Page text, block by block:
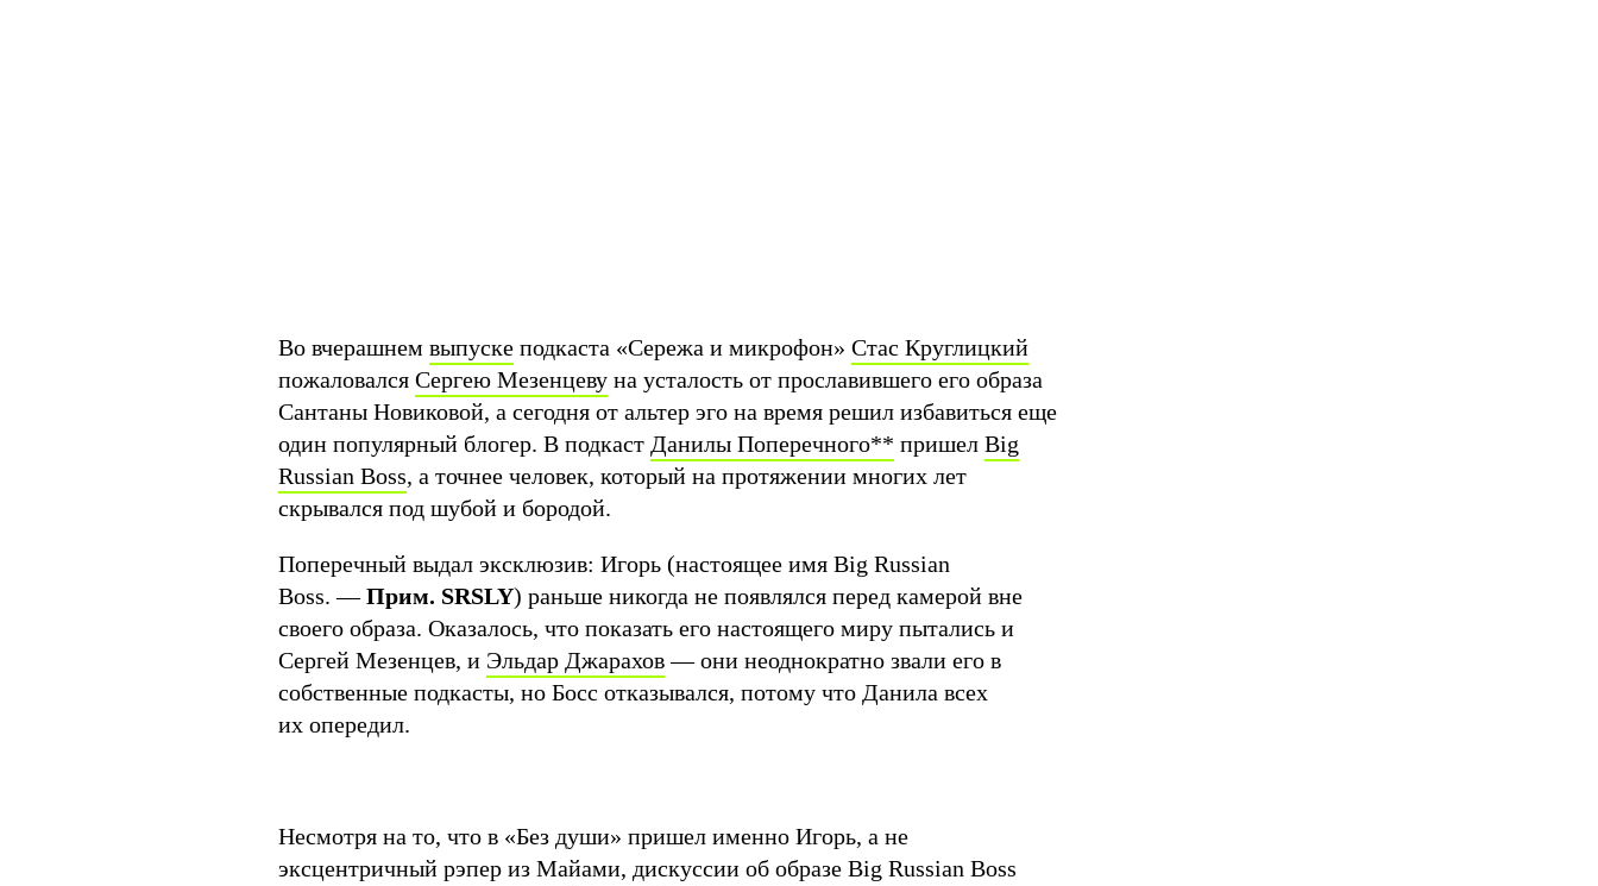
Во вчерашнем выпуске подкаста «Сережа и микрофон» Стас Круглицкий
пожаловался Сергею Мезенцеву на усталость от прославившего его образа
Сантаны Новиковой, а сегодня от альтер эго на время решил избавиться еще
один популярный блогер. В подкаст Данилы Поперечного** пришел Big
Russian Boss, а точнее человек, который на протяжении многих лет
скрывался под шубой и бородой.
Поперечный выдал эксклюзив: Игорь (настоящее имя Big Russian
Boss. —Прим. SRSLY) раньше никогда не появлялся перед камерой вне
своего образа. Оказалось, что показать его настоящего миру пытались и
Сергей Мезенцев, и Эльдар Джарахов— они неоднократно звали его в
собственные подкасты, но Босс отказывался, потому что Данила всех
их опередил.
Несмотря на то, что в «Без души» пришел именно Игорь, а не
эксцентричный рэпер из Майами, дискуссии об образе Big Russian Boss